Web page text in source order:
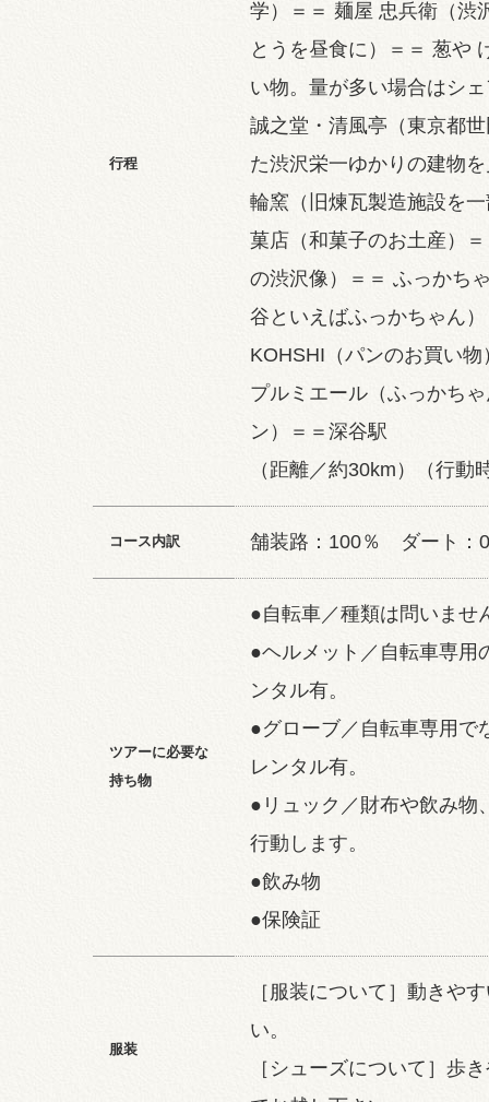
行程
学）＝＝ 麺屋 忠兵衛（渋
とうを昼食に）＝＝ 葱や
い物。量が多い場合はシ
誠之堂・清風亭（東京都
た渋沢栄一ゆかりの建物
輪窯（旧煉瓦製造施設を
菓店（和菓子のお土産）
の渋沢像）＝＝ ふっかち
谷といえばふっかちゃん
KOHSHI（パンのお買い
プルミエール（ふっかち
ン）＝＝深谷駅
（距離／約30km）（行動
コース内訳 舗装路：100％ ダート：
ツアーに必要な
持ち物
●自転車／種類は問いませ
●ヘルメット／自転車専用
ンタル有。
●グローブ／自転車専用で
レンタル有。
●リュック／財布や飲み物
行動します。
●飲み物
●保険証
服装
［服装について］動きや
い。
［シューズについて］歩